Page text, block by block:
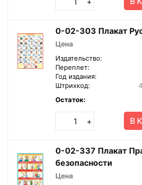
0-02-303 Плакат
Цена
Издательство:
Переплет:
Год издания:
Штрихкод:
Остаток:
+ В
0-02-337 Плакат
безопасности
Цена